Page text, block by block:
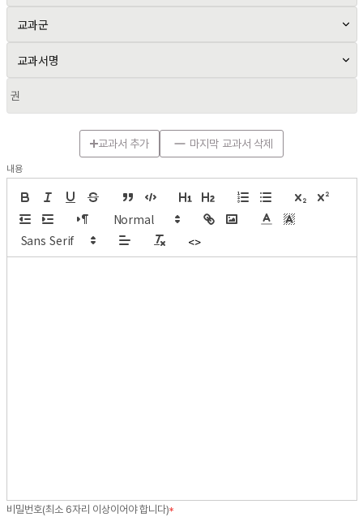
교과서 추가 마지막 교과서 삭제
내용
<>
비밀번호(최소 6자리 이상이어야 합니다)